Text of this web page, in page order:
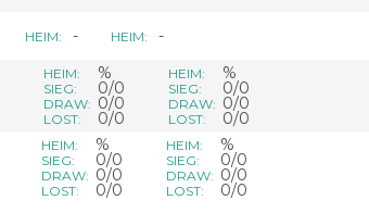
HEIM: - HEIM: -
HEIM: %
SIEG: 0/0
DRAW: 0/0
LOST: 0/0
HEIM: %
SIEG: 0/0
DRAW: 0/0
LOST: 0/0
HEIM: %
SIEG: 0/0
DRAW: 0/0
LOST: 0/0
HEIM: %
SIEG: 0/0
DRAW: 0/0
LOST: 0/0